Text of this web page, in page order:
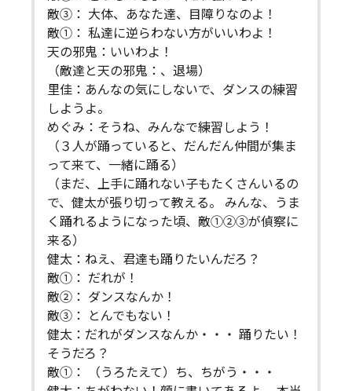
敵③： 大体、あなた達、目障りなのよ！
敵①： 私達に逆らわない方がいいわよ！
天の邪鬼：いいわよ！
（敵達と天の邪鬼：、退場）
里佳：あんなの気にしないで、ダンスの練習
しようよ。
めぐみ：そうね、みんなで練習しよう！
（３人が踊っていると、だんだん仲間が集ま
って来て、一緒に踊る）
（まだ、上手に踊れない子もたくさんいるの
で、健太が張り切って教える。 みんな、うま
く踊れるようになった頃、敵①②③が偵察に
来る）
健太：ねえ、君達も踊りたいんだろ？
敵①： だれが！
敵②： ダンスなんか！
敵③： とんでもない！
健太：だれがダンスなんか・・・ 踊りたい！
そうだろ？
敵①： （うろたえて）ち、ちがう・・・